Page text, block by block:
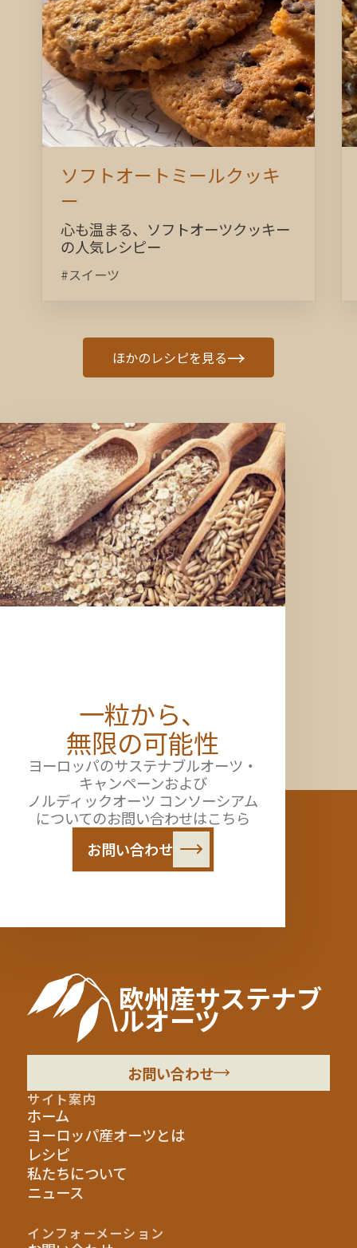
ソフトオートミールクッキ
ー
心も温まる、ソフトオーツクッキー
の人気レシピー
#スイーツ
ほかのレシピを見る→
一粒から、
無限の可能性
ヨーロッパのサステナブルオーツ・
キャンペーンおよび
ノルディックオーツ コンソーシアム
についてのお問い合わせはこちら
お問い合わせ
欧州産サステナブ
ルオーツ
お問い合わせ
サイト案内
ホーム
ヨーロッパ産オーツとは
レシピ
私たちについて
ニュース
インフォーメーション